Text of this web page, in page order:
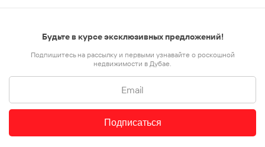
Будьте в курсе эксклюзивных предложений!
Подпишитесь на рассылку и первыми узнавайте о роскошной
недвижимости в Дубае.
Подписаться